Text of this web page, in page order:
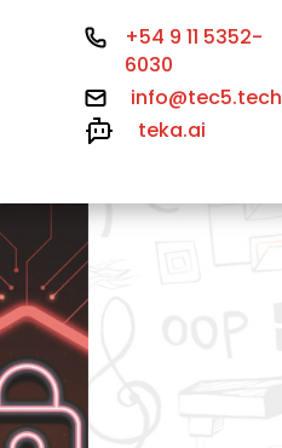
+54 9 11 5352-
6030
info@tec5.tech
teka.ai